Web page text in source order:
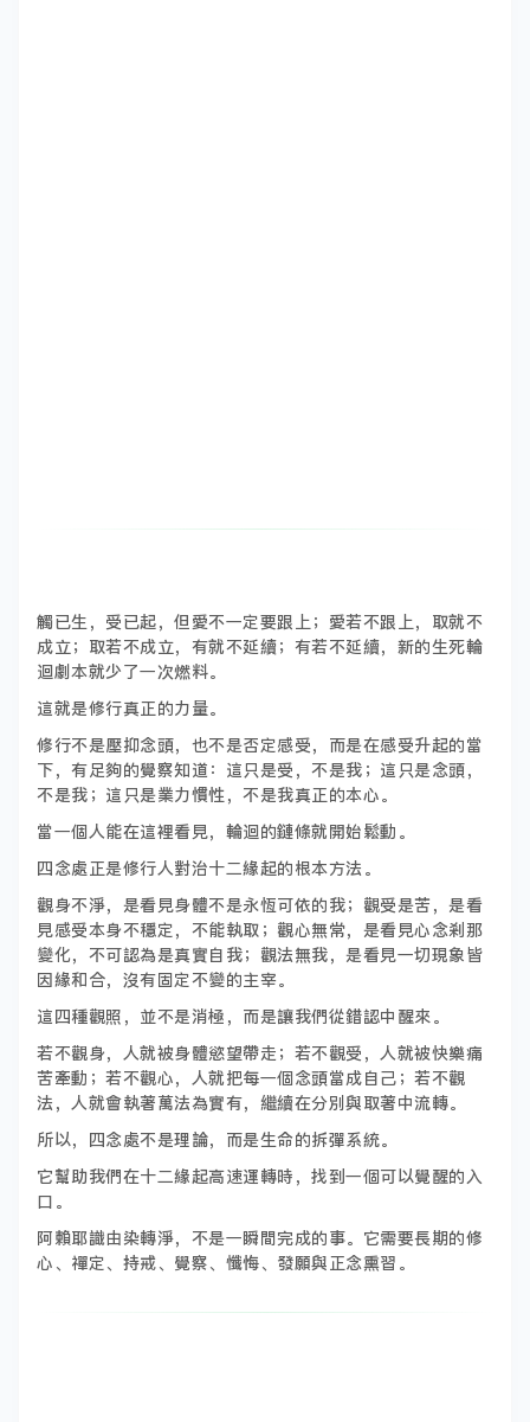
觸已生，受已起，但愛不一定要跟上；愛若不跟上，取就不
成立；取若不成立，有就不延續；有若不延續，新的生死輪
迴劇本就少了一次燃料。
這就是修行真正的力量。
修行不是壓抑念頭，也不是否定感受，而是在感受升起的當
下，有足夠的覺察知道：這只是受，不是我；這只是念頭，
不是我；這只是業力慣性，不是我真正的本心。
當一個人能在這裡看見，輪迴的鏈條就開始鬆動。
四念處正是修行人對治十二緣起的根本方法。
觀身不淨，是看見身體不是永恆可依的我；觀受是苦，是看
見感受本身不穩定，不能執取；觀心無常，是看見心念剎那
變化，不可認為是真實自我；觀法無我，是看見一切現象皆
因緣和合，沒有固定不變的主宰。
這四種觀照，並不是消極，而是讓我們從錯認中醒來。
若不觀身，人就被身體慾望帶走；若不觀受，人就被快樂痛
苦牽動；若不觀心，人就把每一個念頭當成自己；若不觀
法，人就會執著萬法為實有，繼續在分別與取著中流轉。
所以，四念處不是理論，而是生命的拆彈系統。
它幫助我們在十二緣起高速運轉時，找到一個可以覺醒的入
口。
阿賴耶識由染轉淨，不是一瞬間完成的事。它需要長期的修
心、禪定、持戒、覺察、懺悔、發願與正念熏習。